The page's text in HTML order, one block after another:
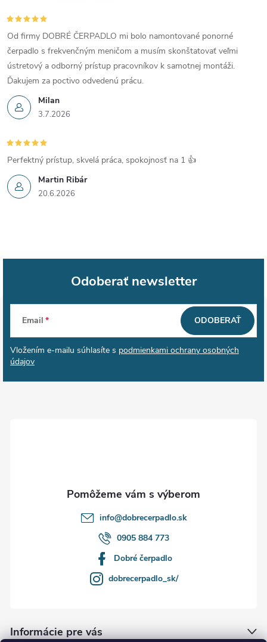
Milan
3.7.2026
Od firmy DOBRÉ ČERPADLO mi bolo namontované ponorné
čerpadlo s frekvenčným meničom a musím skonštatovať veľmi
ústretový a odborný prístup pracovníkov k samotnej montáži.
Ďakujem za poctivo odvedenú prácu.
Martin Ribár
20.6.2026
Perfektný prístup, skvelá práca, spokojnosť na 1 👍
Z
á
p
Odoberať newsletter
Email
Vložením e-mailu súhlasíte s podmienkami ochrany osobných
údajov
ODOBERAŤ
Informácie pre vás
info@dobrecerpadlo.sk
0905 884 773
Dobré čerpadlo
dobrecerpadlo_sk/